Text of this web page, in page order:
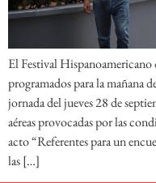
El Festival Hispanoamericano
programados para la mañana
jornada del jueves 28 de
aéreas provocadas por las
acto “Referentes para un
las […]